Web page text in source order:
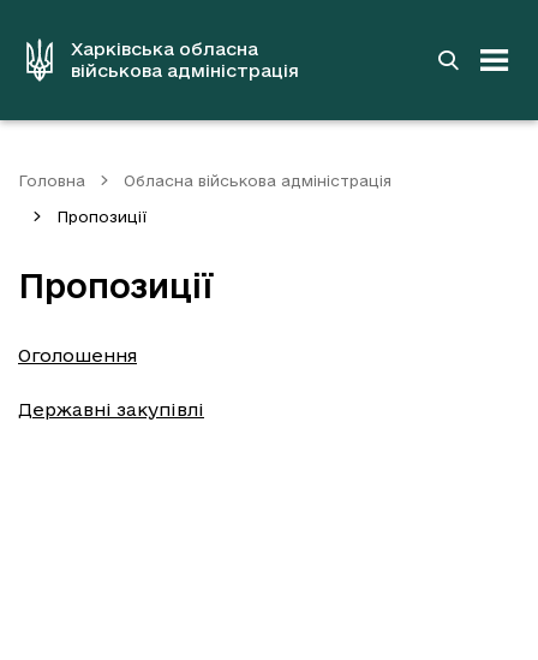
вмістуХарківська обласна
військова адміністрація
Головна Обласна військова адміністрація
Пропозиції
Пропозиції
Оголошення
Державні закупівлі